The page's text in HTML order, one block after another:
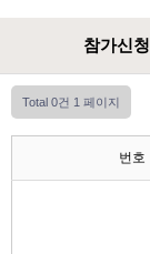
참가신청
Total 0건 1 페이지
번호